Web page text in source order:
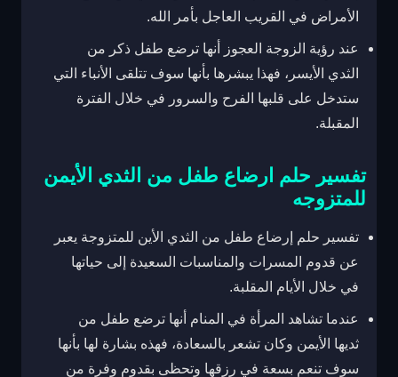
الأمراض في القريب العاجل بأمر الله.
عند رؤية الزوجة العجوز أنها ترضع طفل ذكر من
الثدي الأيسر، فهذا يبشرها بأنها سوف تتلقى الأنباء التي
ستدخل على قلبها الفرح والسرور في خلال الفترة
المقبلة.
تفسير حلم ارضاع طفل من الثدي الأيمن
للمتزوجه
تفسير حلم إرضاع طفل من الثدي الأين للمتزوجة يعبر
عن قدوم المسرات والمناسبات السعيدة إلى حياتها
في خلال الأيام المقلبة.
عندما تشاهد المرأة في المنام أنها ترضع طفل من
ثديها الأيمن وكان تشعر بالسعادة، فهذه بشارة لها بأنها
سوف تنعم بسعة في رزقها وتحظى بقدوم وفرة من